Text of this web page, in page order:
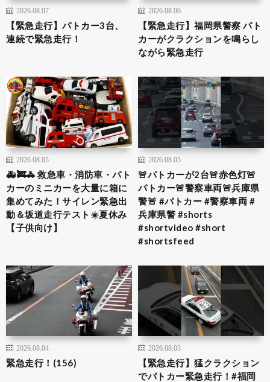
2026.08.07
【緊急走行】パトカー3台、
連続で緊急走行！
2026.08.06
【緊急走行】福岡県警察 パト
カーがクラクションを鳴らし
ながら緊急走行
2026.08.05
🚑🚒🚓 救急車・消防車・パト
カーのミニカーを大量に箱に
集めてみた！サイレン緊急出
動＆坂道走行テスト☀️夏休み
【子供向け】
2026.08.05
🚨パトカーが2台🚨赤色灯🚨
パトカー🚨警察車両🚨兵庫県
警🚨 #パトカー #警察車両 #
兵庫県警 #shorts
#shortvideo #short
#shortsfeed
2026.08.04
緊急走行！(156)
2026.08.03
【緊急走行】猛クラクション
でパトカー緊急走行！#福岡